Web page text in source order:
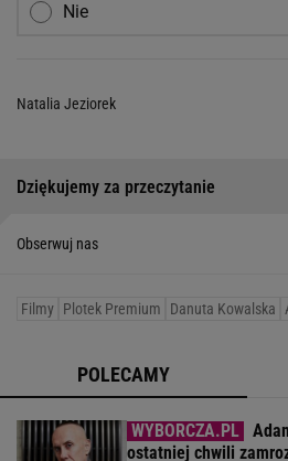
Nie
Natalia Jeziorek
Dziękujemy za przeczytanie
Obserwuj nas
Filmy Plotek Premium Danuta Kowalska
POLECAMY
ostatniej chwili